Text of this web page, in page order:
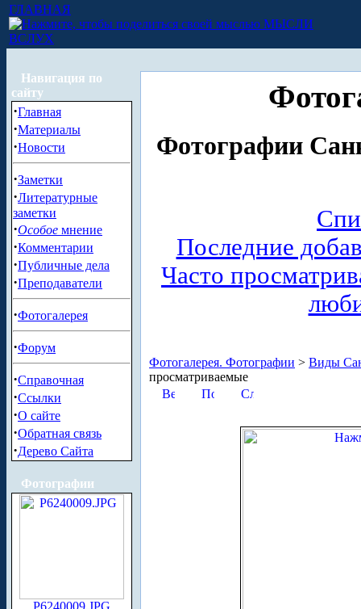
ГЛАВНАЯ
МЫСЛИ
ВСЛУХ
Навигация по
сайту
·Главная
·Материалы
·Новости
·Заметки
·Литературные
заметки
·Особое мнение
·Комментарии
·Публичные дела
·Преподаватели
·Фотогалерея
·Форум
·Справочная
·Ссылки
·О сайте
·Обратная связь
·Дерево Сайта
Фотографии
P6240009.JPG
Фотографии
Последние
Часто
Фотогалерея. Фотографии > Виды
просматриваемые